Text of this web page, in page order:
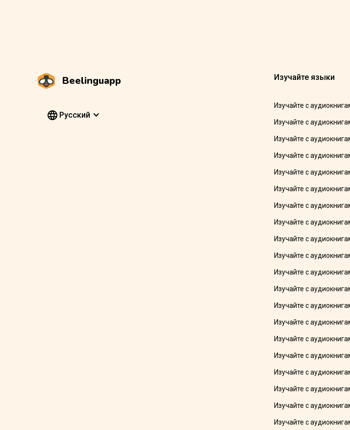
Beelinguapp
Pусский
Изучайте языки
Изучайте с
Изучайте с
Изучайте с
Изучайте с
Изучайте с
Изучайте с
Изучайте с
Изучайте с
Изучайте с
Изучайте с
Изучайте с
Изучайте с
Изучайте с
Изучайте с
Изучайте с
Изучайте с
Изучайте с
Изучайте с
Изучайте с
Изучайте с